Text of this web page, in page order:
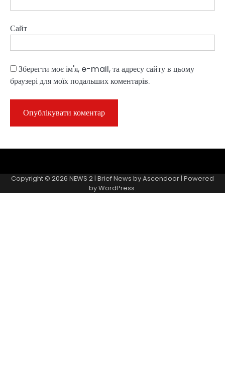
Сайт
Зберегти моє ім'я, e-mail, та адресу сайту в цьому
браузері для моїх подальших коментарів.
Page
Copyright © 2026 NEWS 2| Brief News byAscendoor| Powered
byWordPress.